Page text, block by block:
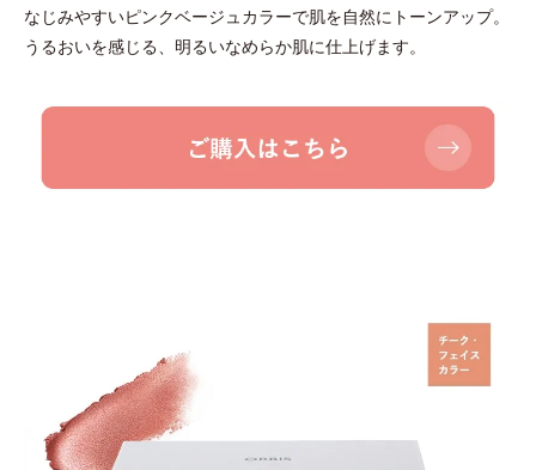
なじみやすいピンクベージュカラーで肌を自然にトーンアップ。
うるおいを感じる、明るいなめらか肌に仕上げます。